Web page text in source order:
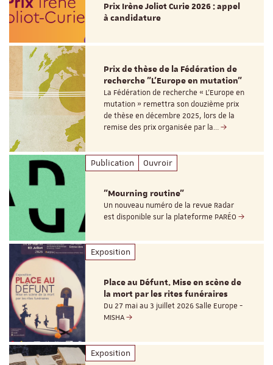
Prix Irène Joliot Curie 2026 : appel
à candidature
Prix de thèse de la Fédération de
recherche "L’Europe en mutation"
La Fédération de recherche « L’Europe en
mutation » remettra son douzième prix
de thèse en décembre 2025, lors de la
remise des prix organisée par la…
Publication Ouvroir
"Mourning routine"
Un nouveau numéro de la revue Radar
est disponible sur la plateforme PARÉO
Exposition
Place au Défunt. Mise en scène de
la mort par les rites funéraires
Du 27 mai au 3 juillet 2026 Salle Europe -
MISHA
Exposition